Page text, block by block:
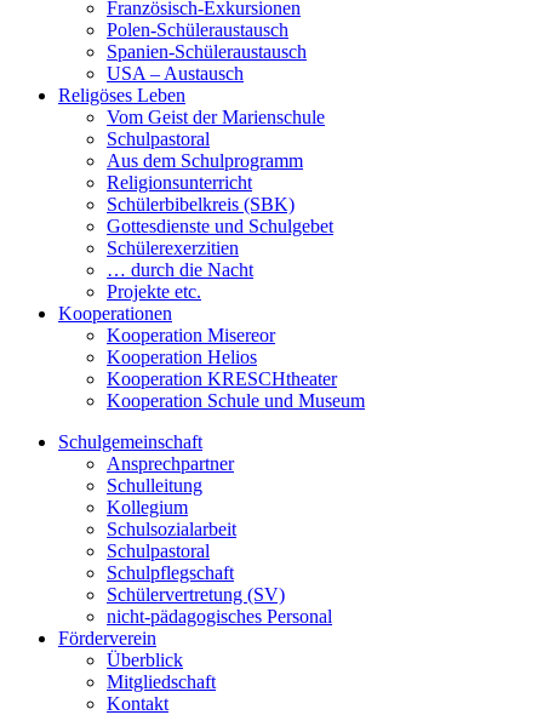
Französisch-Exkursionen
Polen-Schüleraustausch
Spanien-Schüleraustausch
USA – Austausch
Religöses Leben
Vom Geist der Marienschule
Schulpastoral
Aus dem Schulprogramm
Religionsunterricht
Schülerbibelkreis (SBK)
Gottesdienste und Schulgebet
Schülerexerzitien
… durch die Nacht
Projekte etc.
Kooperationen
Kooperation Misereor
Kooperation Helios
Kooperation KRESCHtheater
Kooperation Schule und Museum
Schulgemeinschaft
Ansprechpartner
Schulleitung
Kollegium
Schulsozialarbeit
Schulpastoral
Schulpflegschaft
Schülervertretung (SV)
nicht-pädagogisches Personal
Förderverein
Überblick
Mitgliedschaft
Kontakt